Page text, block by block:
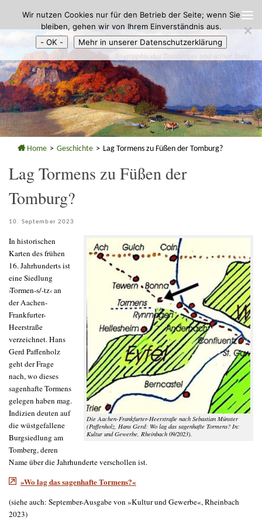
Zum Inhalt springen
Home > Geschichte > Lag Tormens zu Füßen der Tomburg?
Lag Tormens zu Füßen der
Tomburg?
10. September 2023
Die Aachen-Frankfurter-Heerstraße nach Sebastian Münster
(Paffenholz, Hans Gerd: Wo lag das sagenhafte Tormens? In:
Kultur und Gewerbe, Rheinbach 09/2023).
In historischen
Karten des frühen
16. Jahrhunderts ist
eine Siedlung
›Tormen-s/-tz‹ an
der Aachen-
Frankfurter-
Heerstraße
verzeichnet. Hans
Gerd Paffenholz
geht der Frage
nach, wo dieses
sagenhafte Tormens
gelegen haben mag.
Indizien deuten auf
die wüstgefallene
Burgsiedlung am
Tomberg, deren
Name über die Jahrhunderte verschollen ist.
»Wo lag das sagenhafte Tormens?«
(siehe auch: September-Ausgabe von »Kultur und Gewerbe«, Rheinbach
2023)
Wir nutzen Cookies nur für den Betrieb der Seite; wenn Sie
bleiben, gehen wir von Ihrem Einverständnis aus.
- OK -
Mehr in unserer Datenschutzerklärung